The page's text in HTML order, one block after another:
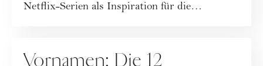
Netflix-Serien als Inspiration für die
Vornamen: Die 12